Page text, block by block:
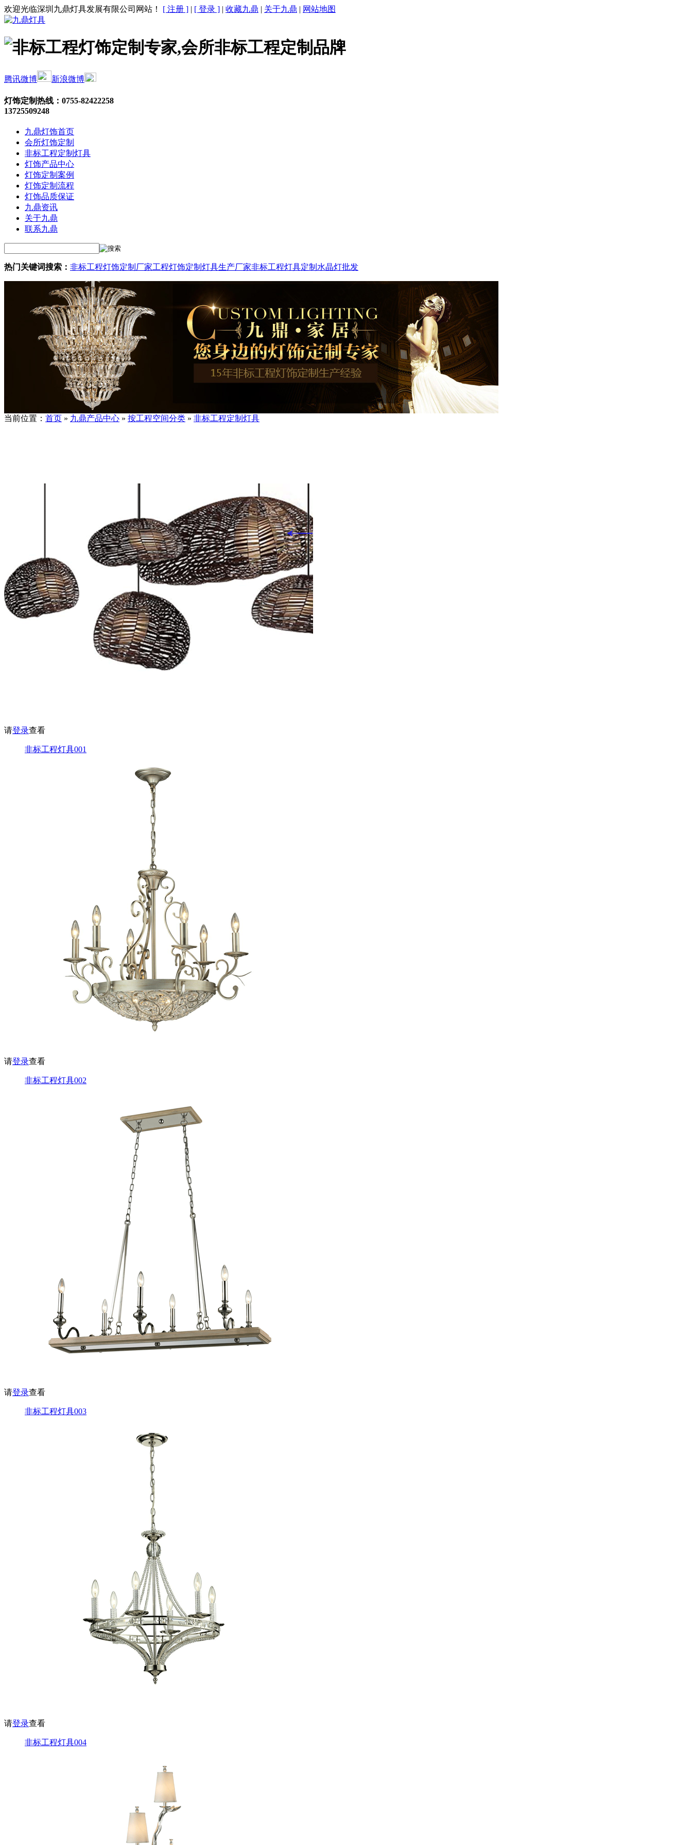
欢迎光临深圳九鼎灯具发展有限公司网站！ [ 注册 ] | [ 登录 ] | 收藏九鼎 | 关于九鼎 | 网站地图
腾讯微博 新浪微博
灯饰定制热线： 0755-82422258
13725509248
九鼎灯饰首页
会所灯饰定制
非标工程定制灯具
灯饰产品中心
灯饰定制案例
灯饰定制流程
灯饰品质保证
九鼎资讯
关于九鼎
联系九鼎
热门关键词搜索： 非标工程灯饰定制厂家工程灯饰定制 灯具生产厂家非标工程灯具定制 水晶灯批发
当前位置： 首页 » 九鼎产品中心 » 按工程空间分类 » 非标工程定制灯具
请登录查看
非标工程灯具001
请登录查看
非标工程灯具002
请登录查看
非标工程灯具003
请登录查看
非标工程灯具004